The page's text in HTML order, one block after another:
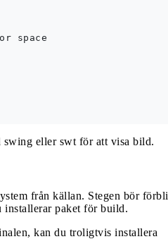
space
eller swt för att visa bild.
från källan. Stegen bör förbli
installerar paket för build.
kan du troligtvis installera